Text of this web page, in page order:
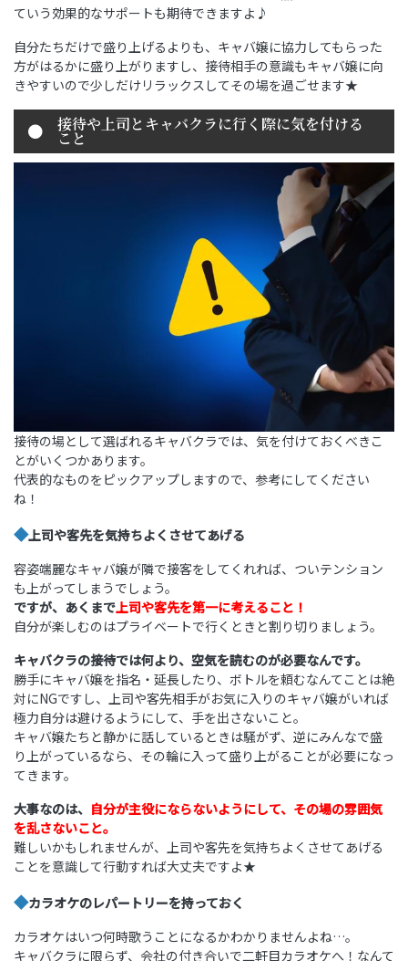
ていう効果的なサポートも期待できますよ♪
自分たちだけで盛り上げるよりも、キャバ嬢に協力してもらった
方がはるかに盛り上がりますし、接待相手の意識もキャバ嬢に向
きやすいので少しだけリラックスしてその場を過ごせます★
接待や上司とキャバクラに行く際に気を付ける
こと
接待の場として選ばれるキャバクラでは、気を付けておくべきこ
とがいくつかあります。
代表的なものをピックアップしますので、参考にしてください
ね！
◆上司や客先を気持ちよくさせてあげる
容姿端麗なキャバ嬢が隣で接客をしてくれれば、ついテンション
も上がってしまうでしょう。
ですが、あくまで上司や客先を第一に考えること！
自分が楽しむのはプライベートで行くときと割り切りましょう。
キャバクラの接待では何より、空気を読むのが必要なんです。
勝手にキャバ嬢を指名・延長したり、ボトルを頼むなんてことは絶
対にNGですし、上司や客先相手がお気に入りのキャバ嬢がいれば
極力自分は避けるようにして、手を出さないこと。
キャバ嬢たちと静かに話しているときは騒がず、逆にみんなで盛
り上がっているなら、その輪に入って盛り上がることが必要になっ
てきます。
大事なのは、 自分が主役にならないようにして、その場の雰囲気
を乱さないこと。
難しいかもしれませんが、上司や客先を気持ちよくさせてあげる
ことを意識して行動すれば大丈夫ですよ★
◆カラオケのレパートリーを持っておく
カラオケはいつ何時歌うことになるかわかりませんよね…。
キャバクラに限らず、会社の付き合いで二軒目カラオケへ！なんて